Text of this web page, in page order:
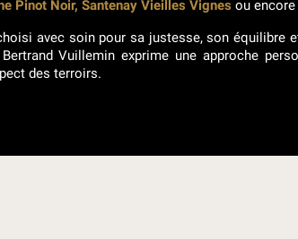
Pinot Noir, Santenay Vieilles Vignes ou encore
avec soin pour sa justesse, son équilibre
Vuillemin exprime une approche
des terroirs.